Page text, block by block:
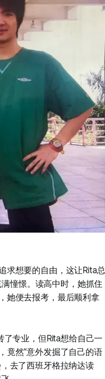
求想要的自由，这让Rita总
憧憬。读高中时，她抓住
她便去报考，最后顺利拿
了专业，但Rita想给自己一
竟然“意外发掘了自己的语
去了西班牙格拉纳达读